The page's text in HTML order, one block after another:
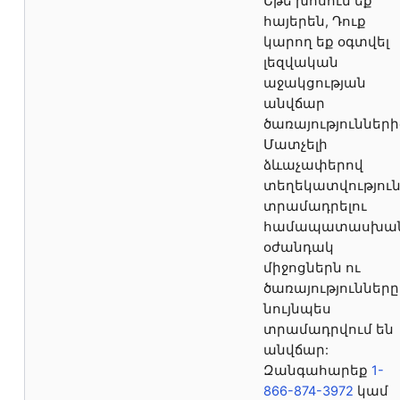
հայերեն, Դուք
կարող եք օգտվել
լեզվական
աջակցության
անվճար
Մատչելի
ձևաչափերով
տեղեկատվություն
տրամադրելու
օժանդակ
միջոցներն ու
ծառայությունները
նույնպես
տրամադրվում են
անվճար:
Զանգահարեք 1-
866-874-3972 կամ